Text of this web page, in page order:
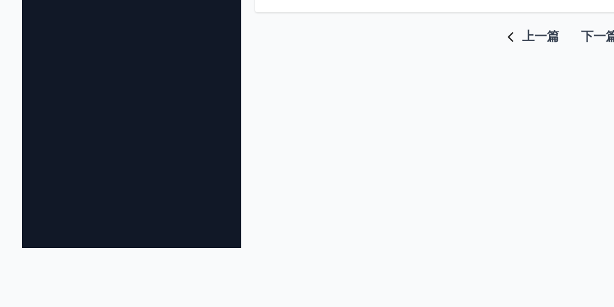
上一篇 下一